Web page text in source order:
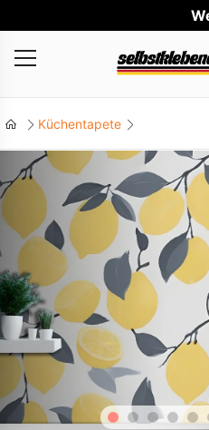
Küchentapete